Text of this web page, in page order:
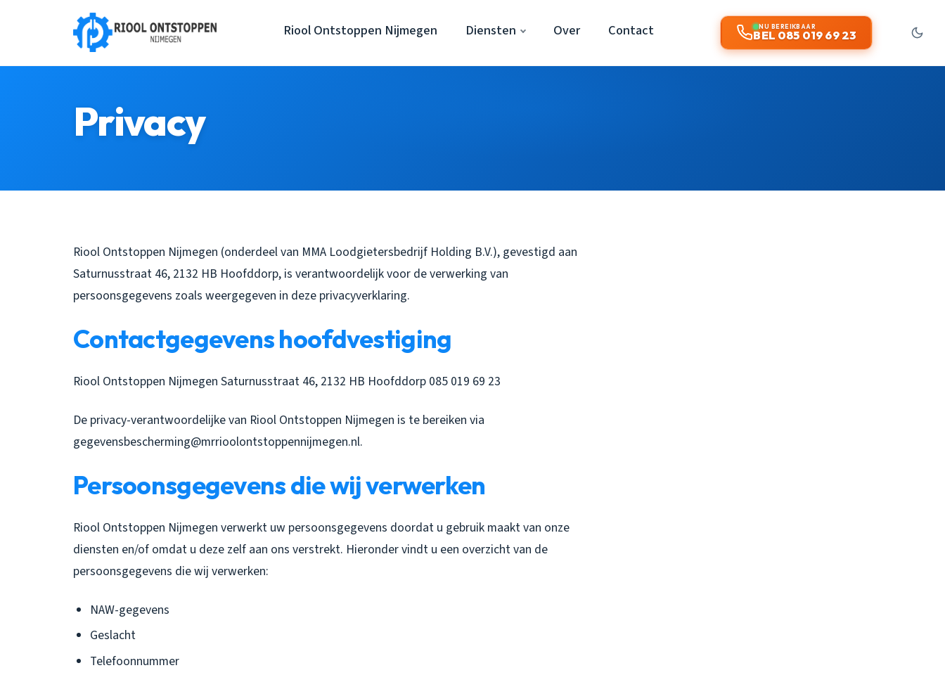
Riool Ontstoppen Nijmegen Diensten Over Contact NU BEREIKBAAR
BEL 085 019 69 23
Privacy
Riool Ontstoppen Nijmegen (onderdeel van MMA Loodgietersbedrijf Holding B.V.), gevestigd aan
Saturnusstraat 46, 2132 HB Hoofddorp, is verantwoordelijk voor de verwerking van
persoonsgegevens zoals weergegeven in deze privacyverklaring.
Contactgegevens hoofdvestiging
Riool Ontstoppen Nijmegen Saturnusstraat 46, 2132 HB Hoofddorp 085 019 69 23
De privacy-verantwoordelijke van Riool Ontstoppen Nijmegen is te bereiken via
gegevensbescherming@mrrioolontstoppennijmegen.nl.
Persoonsgegevens die wij verwerken
Riool Ontstoppen Nijmegen verwerkt uw persoonsgegevens doordat u gebruik maakt van onze
diensten en/of omdat u deze zelf aan ons verstrekt. Hieronder vindt u een overzicht van de
persoonsgegevens die wij verwerken:
NAW-gegevens
Geslacht
Telefoonnummer